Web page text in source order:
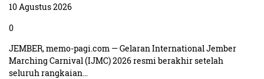
10 Agustus 2026
0
JEMBER, memo-pagi.com — Gelaran International Jember
Marching Carnival (IJMC) 2026 resmi berakhir setelah
seluruh rangkaian…